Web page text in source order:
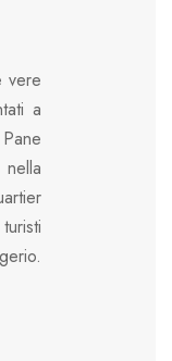
vere
a